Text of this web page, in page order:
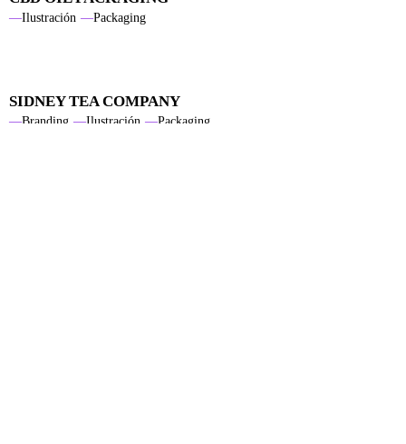
Ilustración Packaging
SIDNEY TEA COMPANY
Branding Ilustración Packaging